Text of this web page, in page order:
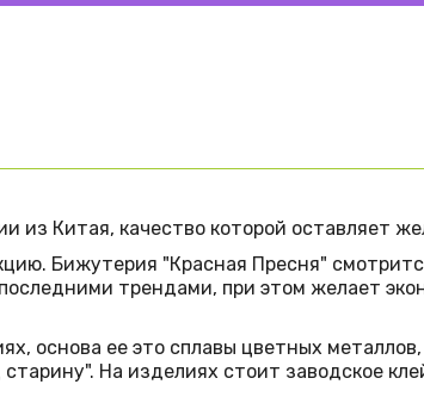
Китая, качество которой оставляет
Бижутерия "Красная Пресня"
трендами, при этом желает
основа ее это сплавы цветных
На изделиях стоит заводское